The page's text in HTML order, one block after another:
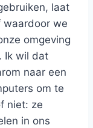
laat
waardoor we
omgeving
Ik wil dat
naar een
om te
niet: ze
in ons